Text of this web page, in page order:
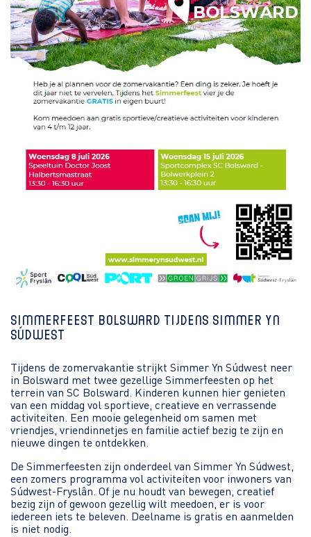
Simmerfeest Bolsward tijdens Simmer Yn
Súdwest
Tijdens de zomervakantie strijkt Simmer Yn Súdwest neer
in Bolsward met twee gezellige Simmerfeesten op het
terrein van SC Bolsward. Kinderen kunnen hier genieten
van een middag vol sportieve, creatieve en verrassende
activiteiten. Een mooie gelegenheid om samen met
vriendjes, vriendinnetjes en familie actief bezig te zijn en
nieuwe dingen te ontdekken.
De Simmerfeesten zijn onderdeel van Simmer Yn Súdwest,
een zomers programma vol activiteiten voor inwoners van
Súdwest-Fryslân. Of je nu houdt van bewegen, creatief
bezig zijn of gewoon gezellig wilt meedoen, er is voor
iedereen iets te beleven. Deelname is gratis en aanmelden
is niet nodig.